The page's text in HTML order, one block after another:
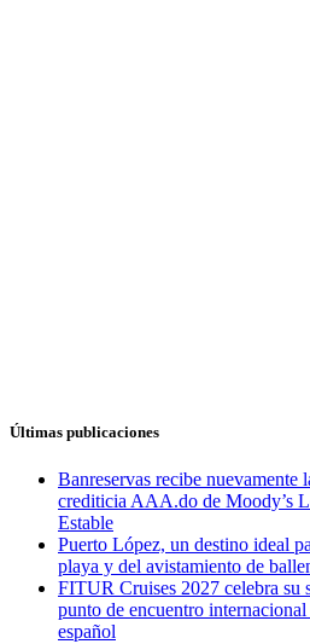
Últimas publicaciones
Banreservas recibe nuevamente
crediticia AAA.do de Moody’s
Estable
Puerto López, un destino ideal
playa y del avistamiento de
FITUR Cruises 2027 celebra su
punto de encuentro
español